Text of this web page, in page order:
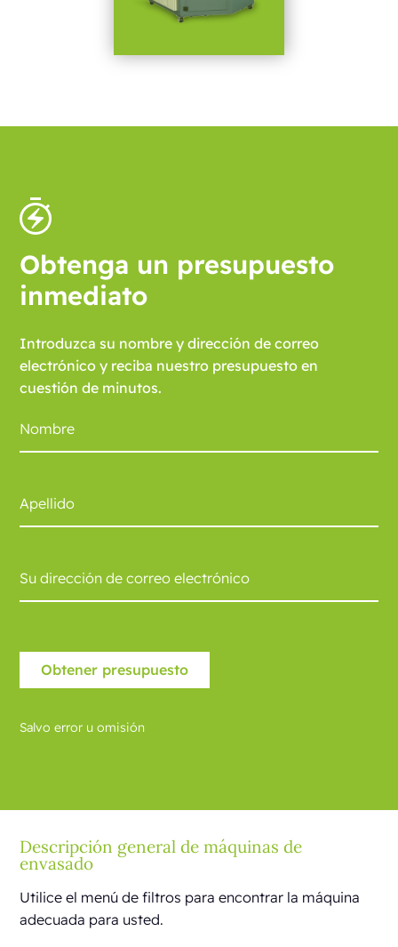
Obtenga un presupuesto
inmediato
Introduzca su nombre y dirección de correo
electrónico y reciba nuestro presupuesto en
cuestión de minutos.
Salvo error u omisión
Descripción general de máquinas de
envasado
Utilice el menú de filtros para encontrar la máquina
adecuada para usted.